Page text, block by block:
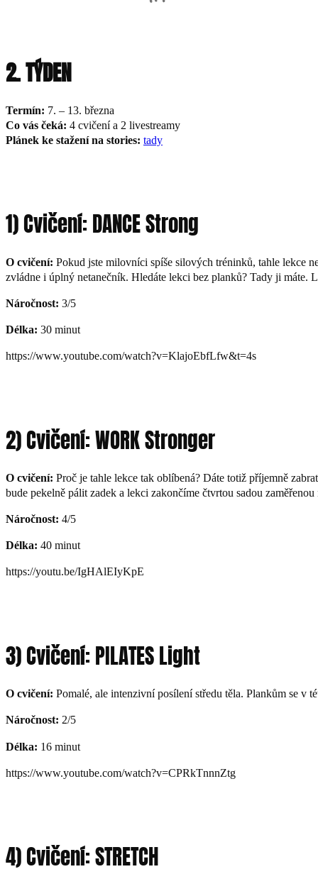
2. TÝDEN
Termín: 7. – 13. března
Co vás čeká: 4 cvičení a 2 livestreamy
Plánek ke stažení na stories: tady
1) Cvičení: DANCE Strong
O cvičení: Pokud jste milovníci spíše silových tréninků, tahle lekce
zvládne i úplný netanečník. Hledáte lekci bez planků? Tady ji máte.
Náročnost: 3/5
Délka: 30 minut
https://www.youtube.com/watch?v=KlajoEbfLfw&t=4s
2) Cvičení: WORK Stronger
O cvičení: Proč je tahle lekce tak oblíbená? Dáte totiž příjemně
bude pekelně pálit zadek a lekci zakončíme čtvrtou sadou
Náročnost: 4/5
Délka: 40 minut
https://youtu.be/IgHAlEIyKpE
3) Cvičení: PILATES Light
O cvičení: Pomalé, ale intenzivní posílení středu těla. Plankům se v
Náročnost: 2/5
Délka: 16 minut
https://www.youtube.com/watch?v=CPRkTnnnZtg
4) Cvičení: STRETCH